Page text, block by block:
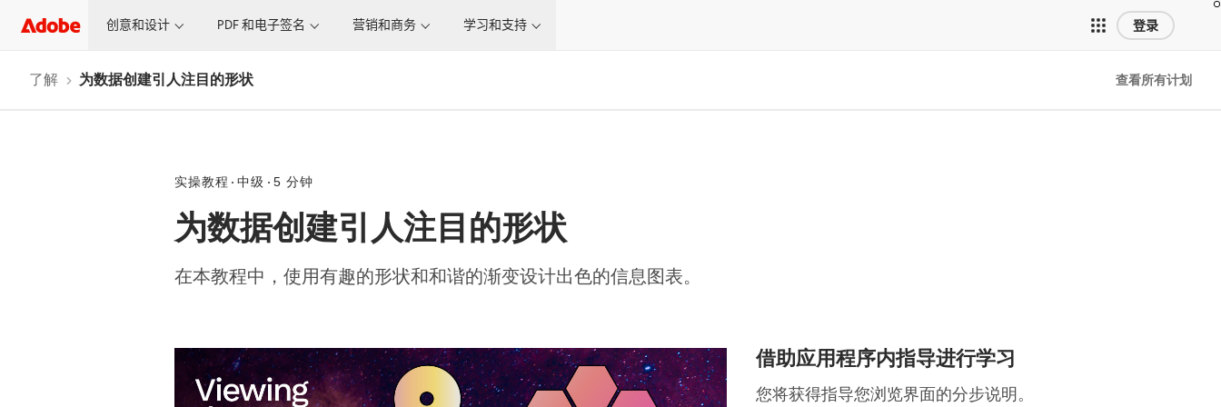
创意和设计 PDF 和电子签名 营销和商务 学习和支持 登录
了解 为数据创建引人注目的形状 查看所有计划
实操教程 中级 5 分钟
为数据创建引人注目的形状
在本教程中，使用有趣的形状和和谐的渐变设计出色的信息图表。
借助应用程序内指导进行学习
您将获得指导您浏览界面的分步说明。